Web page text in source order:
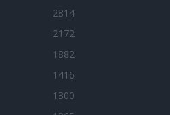
2814
2172
1882
1416
1300